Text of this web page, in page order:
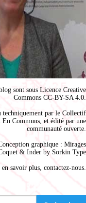
sont sous Licence Creative
Commons CC-BY-SA 4.0
techniquement par le Collectif
En Communs , et édité par une
communauté ouverte.
graphique : Mirages
t & Inder by Sorkin Type
savoir plus, contactez-nous